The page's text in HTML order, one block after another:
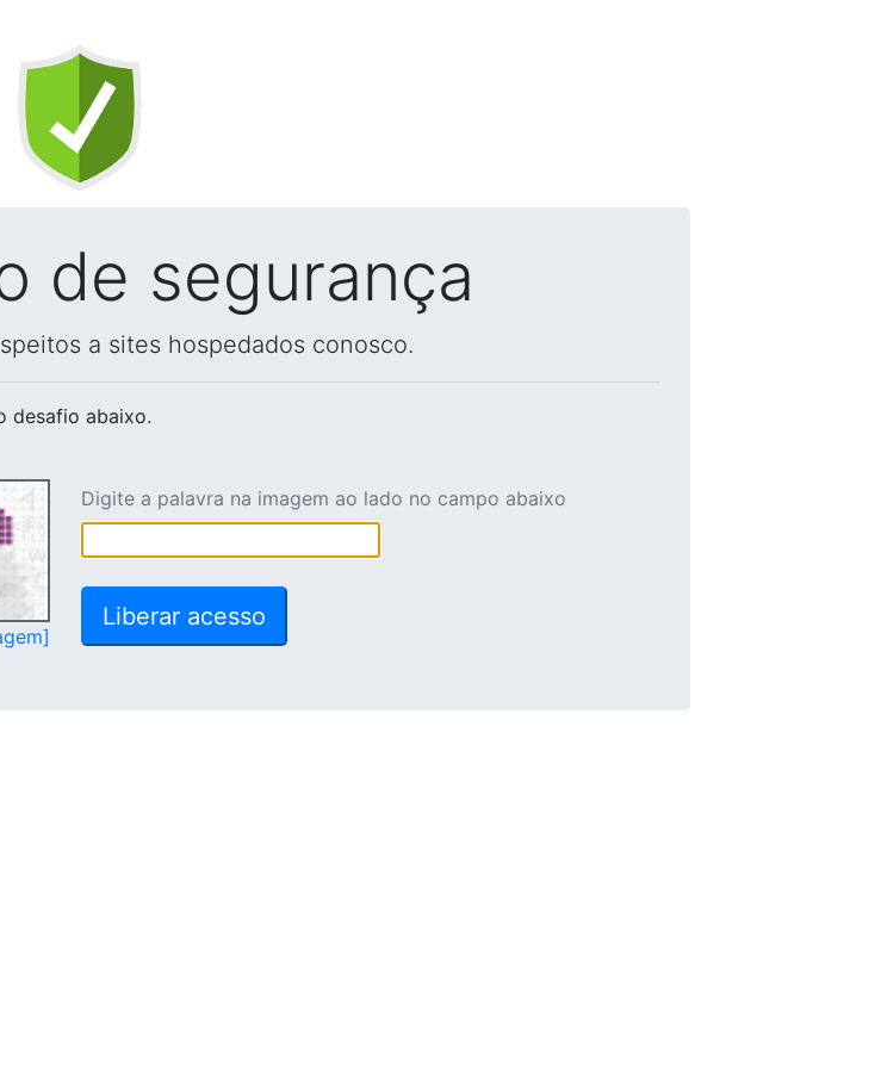
de segurança
a sites hospedados conosco.
desafio abaixo.
Digite a palavra na imagem ao lado no campo abaixo